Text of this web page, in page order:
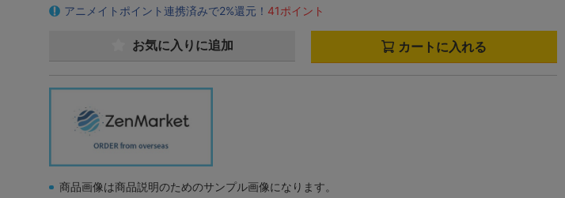
アニメイトポイント連携済みで2%還元！ 41ポイント
カートに入れる
お気に入りに追加
商品画像は商品説明のためのサンプル画像になります。